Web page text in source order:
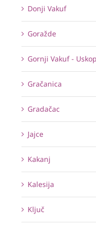
Donji Vakuf
Goražde
Gornji Vakuf -
Gračanica
Gradačac
Jajce
Kakanj
Kalesija
Ključ